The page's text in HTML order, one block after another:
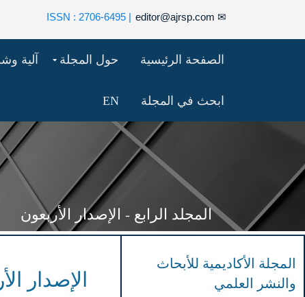
✉
| ISSN : 2706-6495
الصفحة الرئيسية حول المجلة آلية
ابحث في المجلة EN
المجلد الرابع - الإصدار الأربعون
المجلة الأكاديمية للأبحاث
والنشر العلمي
الإصدار